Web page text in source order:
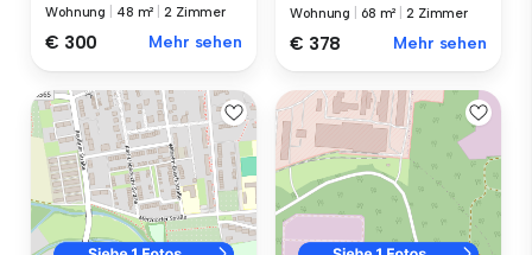
Wohnung 48 m² |2 Zimmer
€ 300 Mehr sehen
Wohnung 68 m² |2 Zimmer
€ 378 Mehr sehen